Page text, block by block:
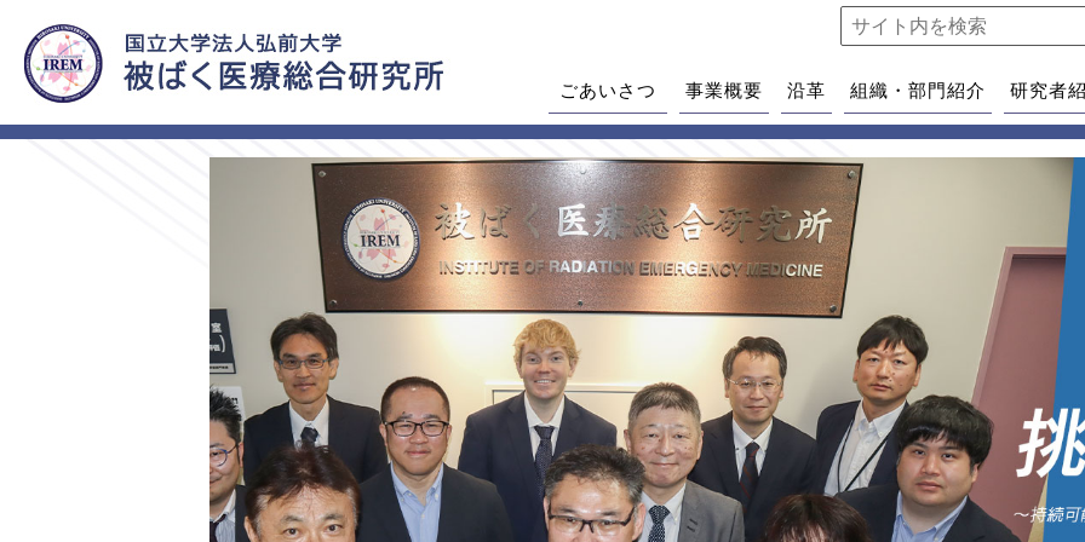
ごあいさつ 事業概要 沿革 組織・部門紹介 研究者